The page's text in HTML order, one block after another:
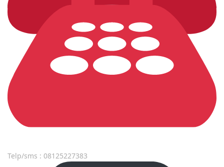
Telp/sms : 08125227383